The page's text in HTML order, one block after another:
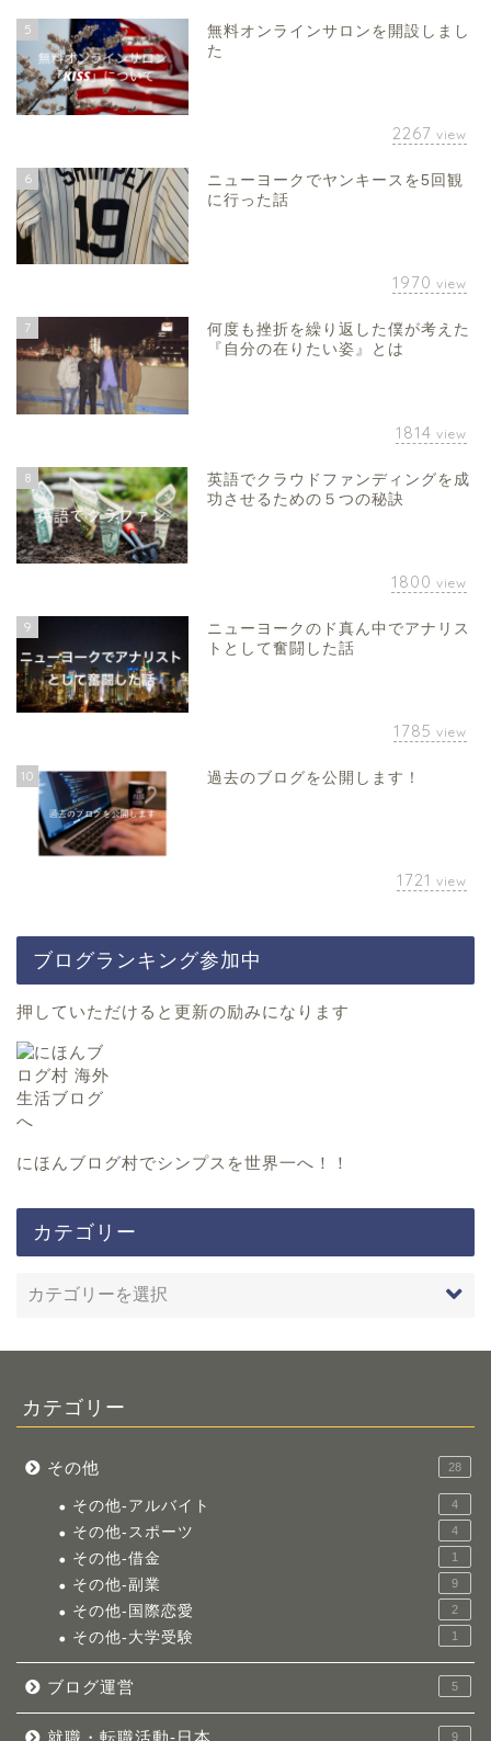
5
無料オンラインサロンを開設しまし
た
2267 view
6
ニューヨークでヤンキースを5回観
に行った話
1970 view
7
何度も挫折を繰り返した僕が考えた
『自分の在りたい姿』とは
1814 view
8
英語でクラウドファンディングを成
功させるための５つの秘訣
1800 view
9
ニューヨークのド真ん中でアナリス
トとして奮闘した話
1785 view
10 過去のブログを公開します！
1721 view
ブログランキング参加中
押していただけると更新の励みになります
にほんブログ村でシンプスを世界一へ！！
カテゴリー
カテゴリー
その他 28
その他-アルバイト 4
その他-スポーツ 4
その他-借金 1
その他-副業 9
その他-国際恋愛 2
その他-大学受験 1
ブログ運営 5
就職・転職活動-日本 9